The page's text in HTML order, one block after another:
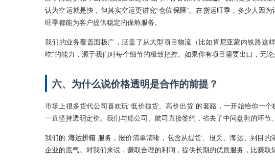
认为空运就是快，但其实空运更讲究“仓位保障”。在货运旺季，多少人因
旺季都能为客户提供稳定的保舱服务。
我们的业务覆盖面极广，涵盖了从大型项目物流（比如肯尼亚蒙内铁路这
吃”的能力，源于我们对每个细节的极致把控。如果你有项目需要出口，无
六、为什么说价格透明是合作的前提？
市场上很多货代公司喜欢玩“低价揽货、高价出货”的套路，一开始给你一
一直坚持透明定价。我们与船公司、航司直接签约，省去了中间盘剥的环节
我们的 海运拼箱 服务，报价清单清晰，包含从提货、报关、海运、到目
企业的底气。对我们来说，赚取合理的利润，提供长期的优质服务，比赚取